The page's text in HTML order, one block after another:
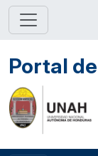
Portal